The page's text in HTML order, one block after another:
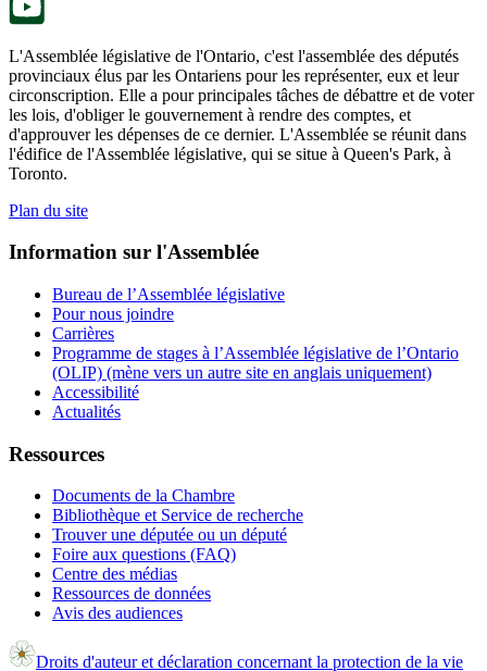
L'Assemblée législative de l'Ontario, c'est l'assemblée des députés
provinciaux élus par les Ontariens pour les représenter, eux et leur
circonscription. Elle a pour principales tâches de débattre et de voter
les lois, d'obliger le gouvernement à rendre des comptes, et
d'approuver les dépenses de ce dernier. L'Assemblée se réunit dans
l'édifice de l'Assemblée législative, qui se situe à Queen's Park, à
Toronto.
Plan du site
Information sur l'Assemblée
Bureau de l’Assemblée législative
Pour nous joindre
Carrières
Programme de stages à l’Assemblée législative de l’Ontario
(OLIP) (mène vers un autre site en anglais uniquement)
Accessibilité
Actualités
Ressources
Documents de la Chambre
Bibliothèque et Service de recherche
Trouver une députée ou un député
Foire aux questions (FAQ)
Centre des médias
Ressources de données
Avis des audiences
Droits d'auteur et déclaration concernant la protection de la vie